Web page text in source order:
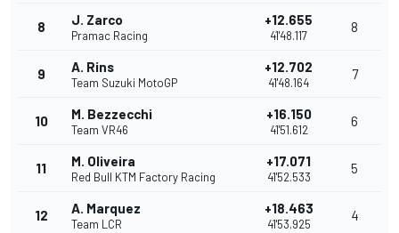
8 J. Zarco
Pramac Racing
+12.655
41'48.117
8
9 A. Rins
Team Suzuki MotoGP
+12.702
41'48.164
7
10 M. Bezzecchi
Team VR46
+16.150
41'51.612
6
11 M. Oliveira
Red Bull KTM Factory Racing
+17.071
41'52.533
5
12 A. Marquez
Team LCR
+18.463
41'53.925
4